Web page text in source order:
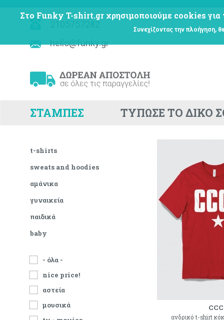
Στο Funky T-shirt.gr χρησιμοποιούμε cookies για
Συνεχίζοντας την πλοήγηση,
hello@funky.gr
ΣΤΑΜΠΕΣ ΤΥΠΩΣΕ ΤΟ ΔΙΚΟ
- όλα -
nice price!
αστεία
μουσικά
ανδρικό t-shirt
t-shirts
sweats and hoodies
αμάνικα
γυναικεία
παιδικά
baby